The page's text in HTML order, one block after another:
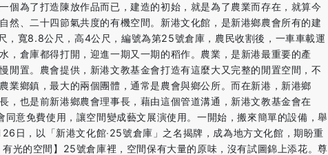
個為了打造陳放作品而已，建造的初始，就是為了農業而存在，就算今
然、二十四節氣共度的有機空間。新港文化館，是新港鄉農會所有的建
，寬8.8公尺，高4公尺，編號為第25號倉庫，農民收割後，一車車載運
，倉庫都得打開，迎進一期又一期的稻作。農業，是新港最重要的產
閒置。農會提供，新港文教基金會打造有這麼大又完整的閒置空間，不
業鄉鎮，最大的兩個團體，通常是農會與鄉公所。而在新港，新港鄉
，也是前新港鄉農會理事長，藉由這個管道溝通，新港文教基金會在
意免費使用，讓空間變成藝文展演使用。一開始，搬來簡單的設備，舉
日，以「新港文化館‧25號倉庫」之名揭牌，成為地方文化館，期盼重
光的空間】25號倉庫裡，空間保有大量的原味，沒有試圖錦上添花。尊